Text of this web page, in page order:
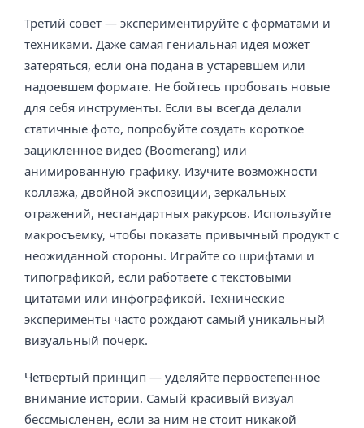
Третий совет — экспериментируйте с форматами и
техниками. Даже самая гениальная идея может
затеряться, если она подана в устаревшем или
надоевшем формате. Не бойтесь пробовать новые
для себя инструменты. Если вы всегда делали
статичные фото, попробуйте создать короткое
зацикленное видео (Boomerang) или
анимированную графику. Изучите возможности
коллажа, двойной экспозиции, зеркальных
отражений, нестандартных ракурсов. Используйте
макросъемку, чтобы показать привычный продукт с
неожиданной стороны. Играйте со шрифтами и
типографикой, если работаете с текстовыми
цитатами или инфографикой. Технические
эксперименты часто рождают самый уникальный
визуальный почерк.
Четвертый принцип — уделяйте первостепенное
внимание истории. Самый красивый визуал
бессмысленен, если за ним не стоит никакой